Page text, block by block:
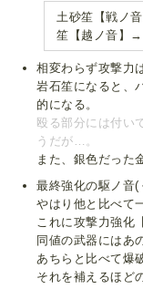
土砂笙【戦ノ
笙【越ノ音】→
相変わらず攻撃力
岩石笙になると、
的になる。
殴る部分には付い
うだが…。
また、銀色だった
最終強化の駆ノ音
やはり他と比べて
これに攻撃力強化
同値の武器にはあ
あちらと比べて爆
それを補えるほど